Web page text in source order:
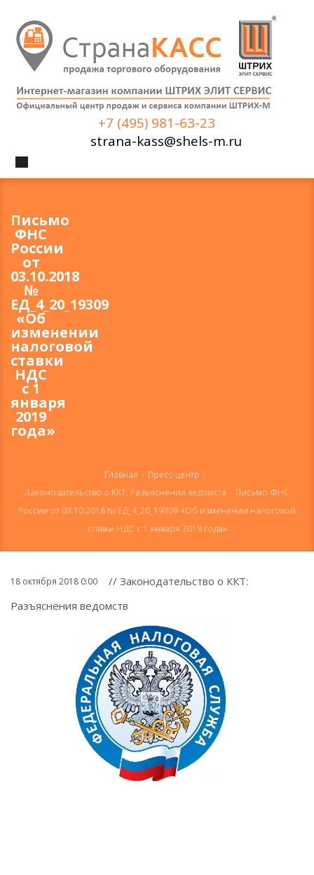
+7 (495) 981-63-23
strana-kass@shels-m.ru
Письмо
ФНС
России
от
03.10.2018
№
ЕД_4_20_19309
«Об
изменении
налоговой
ставки
НДС
с 1
января
2019
года»
Главная - Пресс-центр -
Законодательство о ККТ: Разъяснения ведомств - Письмо ФНС
России от 03.10.2018 № ЕД_4_20_19309 «Об изменении налоговой
ставки НДС с 1 января 2019 года»
18 октября 2018 0:00
// Законодательство о ККТ:
Разъяснения ведомств